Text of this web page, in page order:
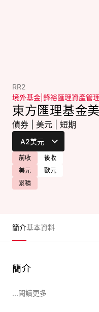
RR2
境外基金 鋒裕匯理資產管理
東方匯理基金
債券 美元 短期
前收
後收
美元
歐元
累積
簡介基本資料
簡介
...閱讀更多